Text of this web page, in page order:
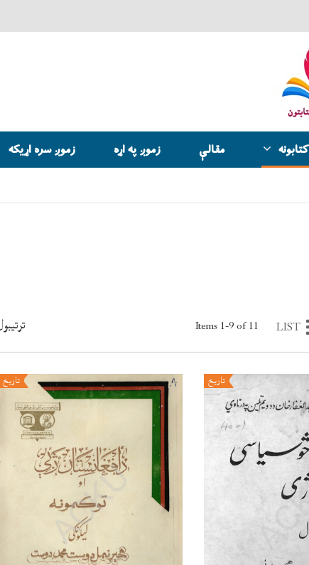
کتابونه مقالې زموږ په اړه زموږ سره اړيکه
LIST
Items 1-9 of 11
تاريخ تاريخ